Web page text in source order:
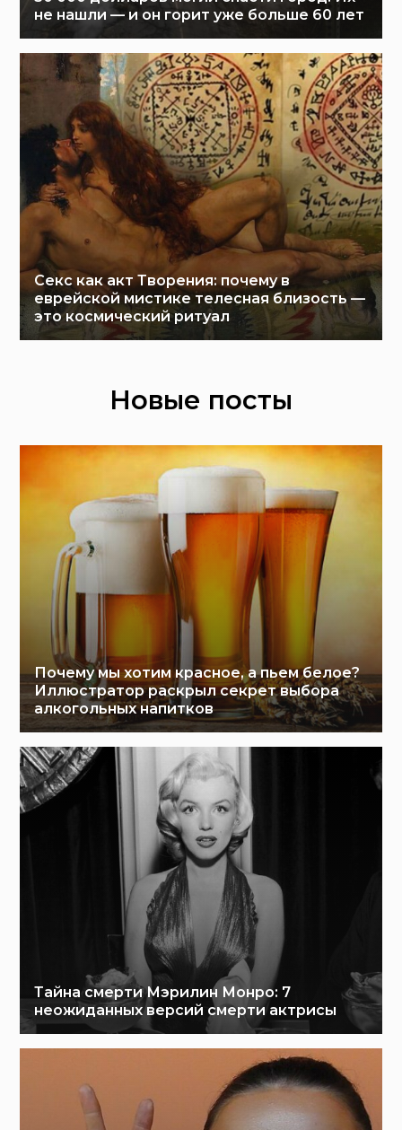
не нашли — и он горит уже больше 60 лет
Секс как акт Творения: почему в
еврейской мистике телесная близость —
это космический ритуал
Новые посты
Почему мы хотим красное, а пьем белое?
Иллюстратор раскрыл секрет выбора
алкогольных напитков
Тайна смерти Мэрилин Монро: 7
неожиданных версий смерти актрисы